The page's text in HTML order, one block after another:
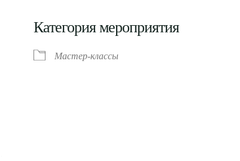
Категория мероприятия
Мастер-классы